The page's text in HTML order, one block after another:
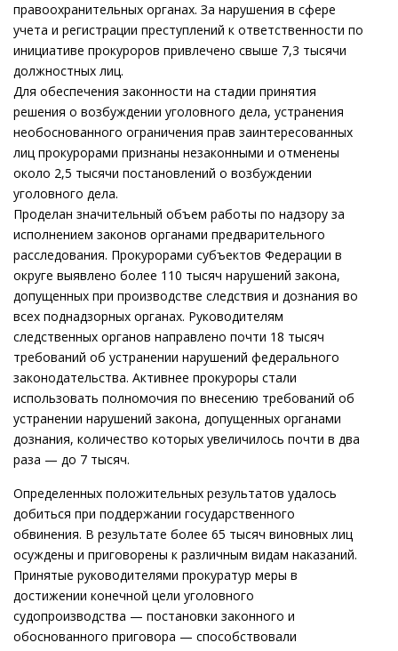
правоохранительных органах. За нарушения в сфере
учета и регистрации преступлений к ответственности по
инициативе прокуроров привлечено свыше 7,3 тысячи
должностных лиц.
Для обеспечения законности на стадии принятия
решения о возбуждении уголовного дела, устранения
необоснованного ограничения прав заинтересованных
лиц прокурорами признаны незаконными и отменены
около 2,5 тысячи постановлений о возбуждении
уголовного дела.
Проделан значительный объем работы по надзору за
исполнением законов органами предварительного
расследования. Прокурорами субъектов Федерации в
округе выявлено более 110 тысяч нарушений закона,
допущенных при производстве следствия и дознания во
всех поднадзорных органах. Руководителям
следственных органов направлено почти 18 тысяч
требований об устранении нарушений федерального
законодательства. Активнее прокуроры стали
использовать полномочия по внесению требований об
устранении нарушений закона, допущенных органами
дознания, количество которых увеличилось почти в два
раза — до 7 тысяч.
Определенных положительных результатов удалось
добиться при поддержании государственного
обвинения. В результате более 65 тысяч виновных лиц
осуждены и приговорены к различным видам наказаний.
Принятые руководителями прокуратур меры в
достижении конечной цели уголовного
судопроизводства — постановки законного и
обоснованного приговора — способствовали